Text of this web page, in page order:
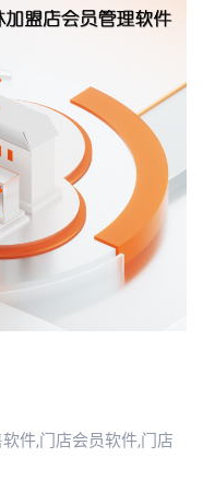
件,门店会员软件,门店